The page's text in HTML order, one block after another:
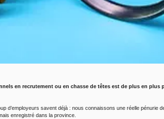
en recrutement ou en chasse de têtes est de plus en
d’employeurs savent déjà : nous connaissons une réelle pénurie
enregistré dans la province.